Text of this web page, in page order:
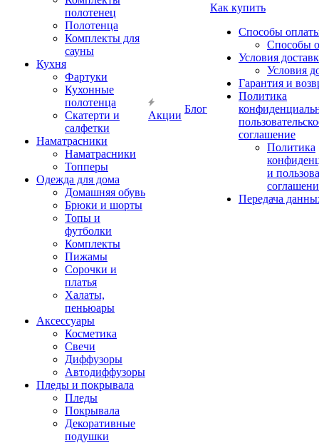
полотенец
Полотенца
Комплекты для
сауны
Кухня
Фартуки
Кухонные
полотенца
Скатерти и
салфетки
Наматрасники
Наматрасники
Топперы
Одежда для дома
Домашняя обувь
Брюки и шорты
Топы и
футболки
Комплекты
Пижамы
Сорочки и
платья
Халаты,
пеньюары
Аксессуары
Косметика
Свечи
Диффузоры
Автодиффузоры
Пледы и покрывала
Пледы
Покрывала
Декоративные
подушки
Акции
Блог
Как купить
Способы
Способы
Условия
Условия
Гарантия и
Политика
соглашение
Политика
и
Передача